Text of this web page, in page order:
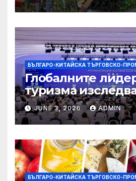
БЪЛГАРО-КИТАЙСКА ТЪРГОВСКО-
Глобалните
туризма
бъдещето на
управлявано от AI
JUNE 3, 2026 ADMIN
БЪЛГАРО-КИТАЙСКА ТЪРГОВСКО-